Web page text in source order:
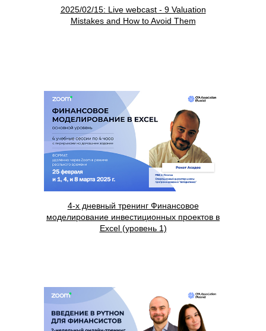
2025/02/15: Live webcast - 9 Valuation
Mistakes and How to Avoid Them
4-х дневный тренинг Финансовое
моделирование инвестиционных проектов в
Excel (уровень 1)